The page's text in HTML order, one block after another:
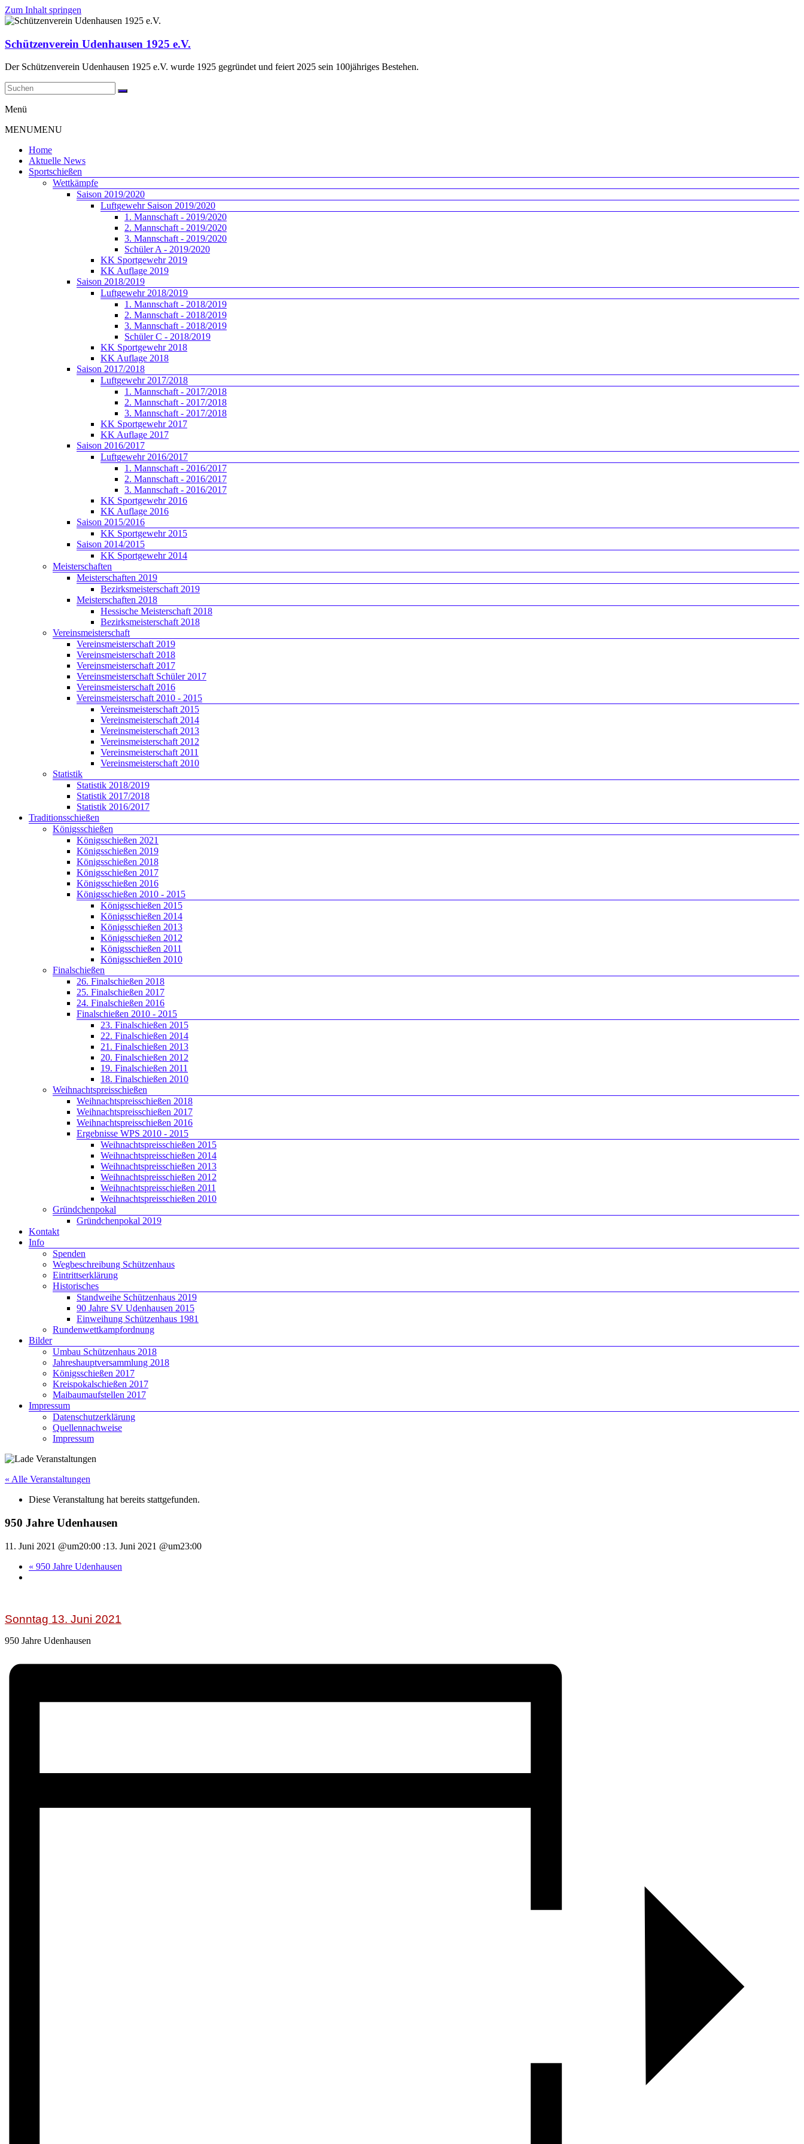
Zum Inhalt springen
Schützenverein Udenhausen 1925 e.V.
Der Schützenverein Udenhausen 1925 e.V. wurde 1925 gegründet und feiert 2025 sein 100jähriges Bestehen.
Menü
MENUMENU
Home
Aktuelle News
Sportschießen
Wettkämpfe
Saison 2019/2020
Luftgewehr Saison 2019/2020
1. Mannschaft - 2019/2020
2. Mannschaft - 2019/2020
3. Mannschaft - 2019/2020
Schüler A - 2019/2020
KK Sportgewehr 2019
KK Auflage 2019
Saison 2018/2019
Luftgewehr 2018/2019
1. Mannschaft - 2018/2019
2. Mannschaft - 2018/2019
3. Mannschaft - 2018/2019
Schüler C - 2018/2019
KK Sportgewehr 2018
KK Auflage 2018
Saison 2017/2018
Luftgewehr 2017/2018
1. Mannschaft - 2017/2018
2. Mannschaft - 2017/2018
3. Mannschaft - 2017/2018
KK Sportgewehr 2017
KK Auflage 2017
Saison 2016/2017
Luftgewehr 2016/2017
1. Mannschaft - 2016/2017
2. Mannschaft - 2016/2017
3. Mannschaft - 2016/2017
KK Sportgewehr 2016
KK Auflage 2016
Saison 2015/2016
KK Sportgewehr 2015
Saison 2014/2015
KK Sportgewehr 2014
Meisterschaften
Meisterschaften 2019
Bezirksmeisterschaft 2019
Meisterschaften 2018
Hessische Meisterschaft 2018
Bezirksmeisterschaft 2018
Vereinsmeisterschaft
Vereinsmeisterschaft 2019
Vereinsmeisterschaft 2018
Vereinsmeisterschaft 2017
Vereinsmeisterschaft Schüler 2017
Vereinsmeisterschaft 2016
Vereinsmeisterschaft 2010 - 2015
Vereinsmeisterschaft 2015
Vereinsmeisterschaft 2014
Vereinsmeisterschaft 2013
Vereinsmeisterschaft 2012
Vereinsmeisterschaft 2011
Vereinsmeisterschaft 2010
Statistik
Statistik 2018/2019
Statistik 2017/2018
Statistik 2016/2017
Traditionsschießen
Königsschießen
Königsschießen 2021
Königsschießen 2019
Königsschießen 2018
Königsschießen 2017
Königsschießen 2016
Königsschießen 2010 - 2015
Königsschießen 2015
Königsschießen 2014
Königsschießen 2013
Königsschießen 2012
Königsschießen 2011
Königsschießen 2010
Finalschießen
26. Finalschießen 2018
25. Finalschießen 2017
24. Finalschießen 2016
Finalschießen 2010 - 2015
23. Finalschießen 2015
22. Finalschießen 2014
21. Finalschießen 2013
20. Finalschießen 2012
19. Finalschießen 2011
18. Finalschießen 2010
Weihnachtspreisschießen
Weihnachtspreisschießen 2018
Weihnachtspreisschießen 2017
Weihnachtspreisschießen 2016
Ergebnisse WPS 2010 - 2015
Weihnachtspreisschießen 2015
Weihnachtspreisschießen 2014
Weihnachtspreisschießen 2013
Weihnachtspreisschießen 2012
Weihnachtspreisschießen 2011
Weihnachtspreisschießen 2010
Gründchenpokal
Gründchenpokal 2019
Kontakt
Info
Spenden
Wegbeschreibung Schützenhaus
Eintrittserklärung
Historisches
Standweihe Schützenhaus 2019
90 Jahre SV Udenhausen 2015
Einweihung Schützenhaus 1981
Rundenwettkampfordnung
Bilder
Umbau Schützenhaus 2018
Jahreshauptversammlung 2018
Königsschießen 2017
Kreispokalschießen 2017
Maibaumaufstellen 2017
Impressum
Datenschutzerklärung
Quellennachweise
Impressum
« Alle Veranstaltungen
Diese Veranstaltung hat bereits stattgefunden.
950 Jahre Udenhausen
11. Juni 2021 @um20:00 :13. Juni 2021 @um23:00
« 950 Jahre Udenhausen
Sonntag 13. Juni 2021
950 Jahre Udenhausen